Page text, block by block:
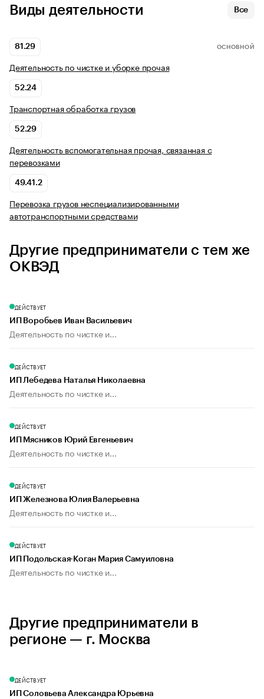
Виды деятельности Все
81.29 ОСНОВНОЙ
Деятельность по чистке и уборке прочая
52.24
Транспортная обработка грузов
52.29
Деятельность вспомогательная прочая, связанная с
перевозками
49.41.2
Перевозка грузов неспециализированными
автотранспортными средствами
Другие предприниматели с тем же
ОКВЭД
ДЕЙСТВУЕТ
ИП Воробьев Иван Васильевич
Деятельность по чистке и...
ДЕЙСТВУЕТ
ИП Лебедева Наталья Николаевна
Деятельность по чистке и...
ДЕЙСТВУЕТ
ИП Мясников Юрий Евгеньевич
Деятельность по чистке и...
ДЕЙСТВУЕТ
ИП Железнова Юлия Валерьевна
Деятельность по чистке и...
ДЕЙСТВУЕТ
ИП Подольская-Коган Мария Самуиловна
Деятельность по чистке и...
Другие предприниматели в
регионе — г. Москва
ДЕЙСТВУЕТ
ИП Соловьева Александра Юрьевна